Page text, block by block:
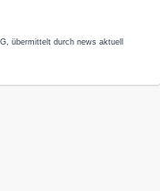
übermittelt durch news aktuell